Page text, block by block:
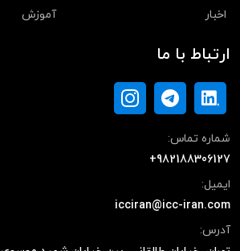
اخبار
آموزش
ارتباط با ما
شماره تماس:
+982188306127
ایمیل:
icciran@icc-iran.com
آدرس: